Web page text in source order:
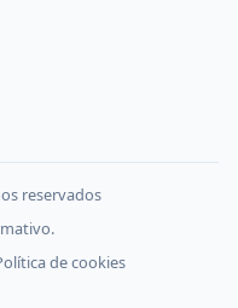
reservados
de cookies